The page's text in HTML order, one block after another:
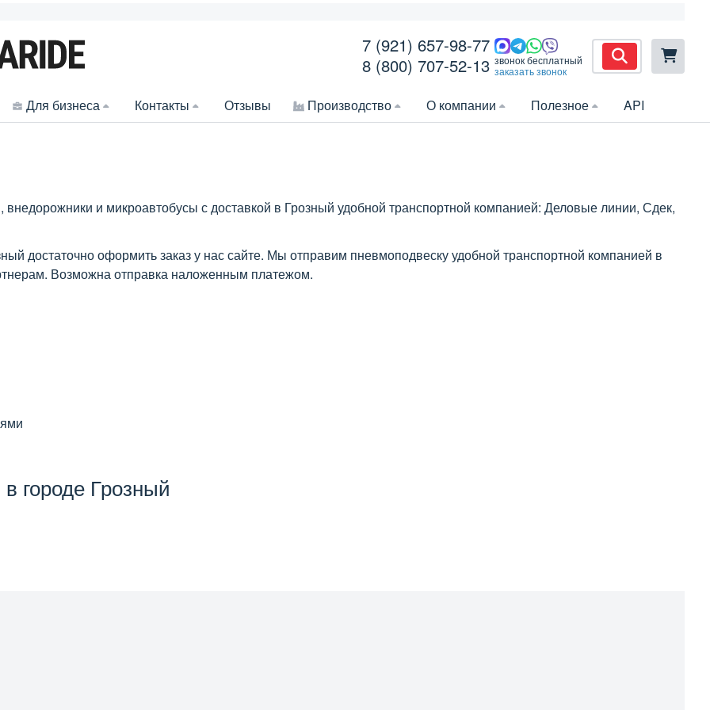
7 (921) 657-98-77
8 (800) 707-52-13 звонок бесплатный
заказать звонок
Для бизнеса Контакты Отзывы Производство О компании Полезное API
и микроавтобусы с доставкой в Грозный удобной транспортной компанией: Деловые линии, Сдек,
достаточно оформить заказ у нас сайте. Мы отправим пневмоподвеску удобной транспортной компанией в
Возможна отправка наложенным платежом.
городе Грозный